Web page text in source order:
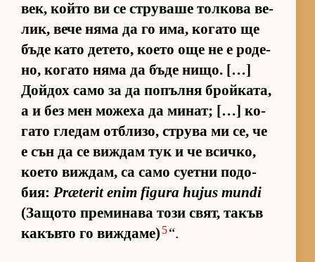
век, който ви се стру­ваше тол­кова ве­
лик, вече няма да го има, ко­гато ще
бъде като де­те­то, ко­ето още не е ро­де­
но, ко­гато няма да бъде ни­що. […]
Дой­дох само за да по­пълня брой­ка­та,
а и без мен мо­жеха да ми­нат; […] ко­
гато гле­дам от­б­ли­зо, струва ми се, че
е сън да се виж­дам тук и че всич­ко,
ко­ето виж­дам, са само су­етни по­до­
бия: Præterit enim figura hujus mundi
(За­щото пре­ми­нава този свят, та­къв
ка­къвто го виж­да­ме) 5“.